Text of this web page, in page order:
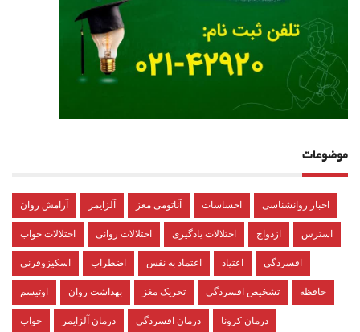
موضوعات
آرامش روان آلزایمر آناتومی مغز احساسات اخبار روانشناسی
اختلالات خواب اختلالات روانی اختلالات یادگیری ازدواج استرس
اسکیزوفرنی اضطراب اعتماد به نفس اعتیاد افسردگی
اوتیسم بهداشت روان تحریک مغز تشخیص افسردگی حافظه
خواب درمان آلزایمر درمان افسردگی درمان کرونا